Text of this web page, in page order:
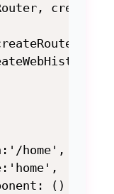
home',
() =>